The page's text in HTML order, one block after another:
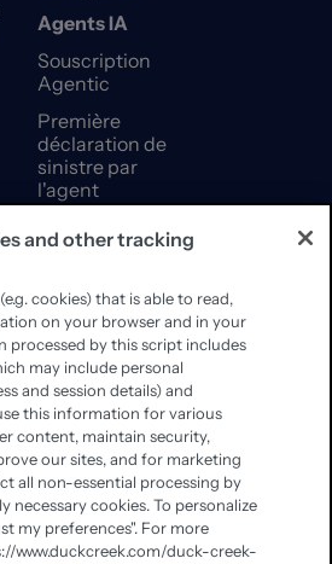
Agents IA
Souscription
Agentic
Première
déclaration de
sinistre par
l'agent
Configurateur
de produits
Intelligence
documentaire
(IA)
and other tracking
cookies) that is able to read,
on your browser and in your
processed by this script includes
may include personal
and session details) and
this information for various
content, maintain security,
our sites, and for marketing
all non-essential processing by
necessary cookies. To personalize
my preferences". For more
www.duckcreek.com/duck-creek-